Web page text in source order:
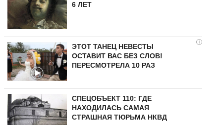
6 ЛЕТ
i
ЭТОТ ТАНЕЦ НЕВЕСТЫ
ОСТАВИТ ВАС БЕЗ СЛОВ!
ПЕРЕСМОТРЕЛА 10 РАЗ
СПЕЦОБЪЕКТ 110: ГДЕ
НАХОДИЛАСЬ САМАЯ
СТРАШНАЯ ТЮРЬМА НКВД